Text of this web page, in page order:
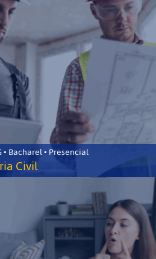
Bacharel • Presencial
Civil